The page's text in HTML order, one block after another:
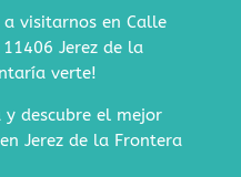
visitarnos en Calle
Jerez de la
verte!
y descubre el mejor
Jerez de la Frontera